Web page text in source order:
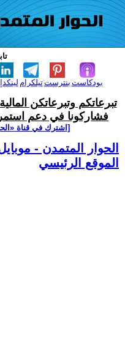
تيلكرامبنترست بودكاست
تبرعاتكم وتبرعاتكن
فشاركونا في دعم
[اشترك في قناة
الحوار المتمدن -
الموقع الرئيسي